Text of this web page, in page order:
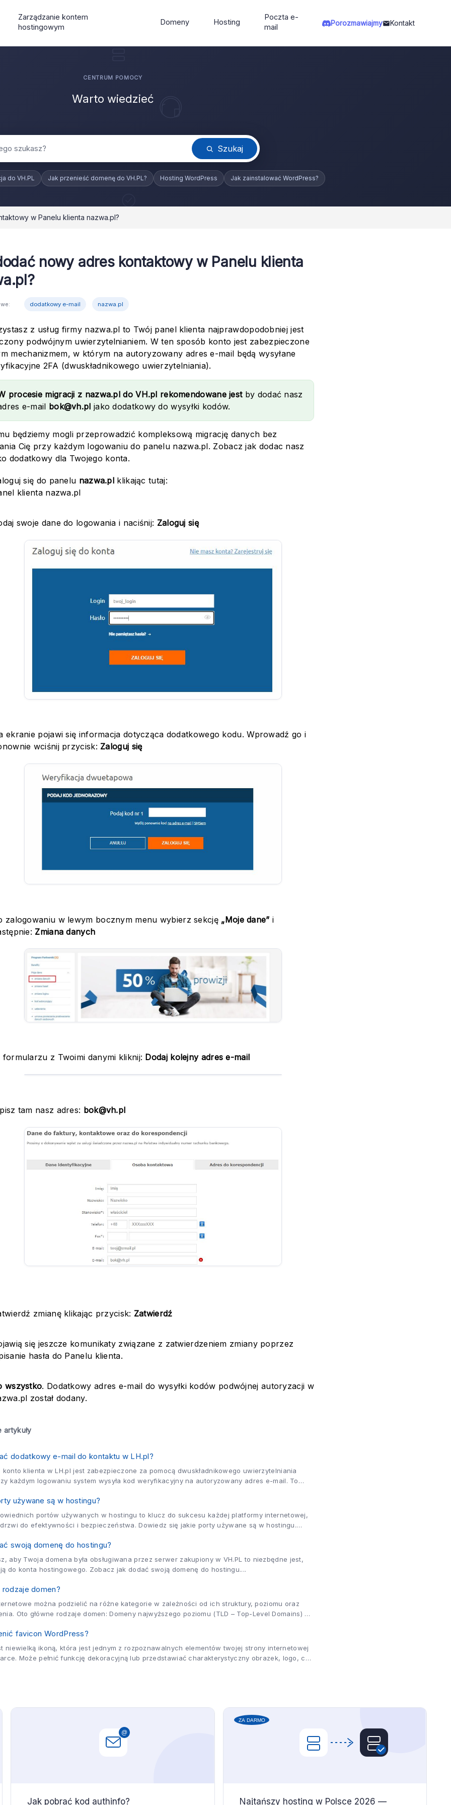
Zarządzanie kontem
hostingowym
Domeny Hosting
Poczta e-
mail
Porozmawiajmy Kontakt
Warto wiedzieć
Szukaj
do VH.PL Jak przenieść domenę do VH.PL? Hosting WordPress Jak zainstalować WordPress?
w Panelu klienta nazwa.pl?
nowy adres kontaktowy w Panelu klienta
dodatkowy e-mail nazwa.pl
z usług firmy nazwa.pl to Twój panel klienta najprawdopodobniej jest
podwójnym uwierzytelnianiem. W ten sposób konto jest zabezpieczone
mechanizmem, w którym na autoryzowany adres e-mail będą wysyłane
2FA (dwuskładnikowego uwierzytelniania).
procesie migracji z nazwa.pl do VH.pl rekomendowane jestby dodać nasz
e-mail bok@vh.pl jako dodatkowy do wysyłki kodów.
będziemy mogli przeprowadzić kompleksową migrację danych bez
Cię przy każdym logowaniu do panelu nazwa.pl. Zobacz jak dodac nasz
dodatkowy dla Twojego konta.
się do panelu nazwa.pl klikając tutaj:
klienta nazwa.pl
swoje dane do logowania i naciśnij: Zaloguj się
ekranie pojawi się informacja dotycząca dodatkowego kodu. Wprowadź go i
wciśnij przycisk: Zaloguj się
zalogowaniu w lewym bocznym menu wybierz sekcję „Moje dane” i
Zmiana danych
formularzu z Twoimi danymi kliknij: Dodaj kolejny adres e-mail
tam nasz adres: bok@vh.pl
zmianę klikając przycisk: Zatwierdź
się jeszcze komunikaty związane z zatwierdzeniem zmiany poprzez
hasła do Panelu klienta.
wszystko. Dodatkowy adres e-mail do wysyłki kodów podwójnej autoryzacji w
został dodany.
artykuły
dodatkowy e-mail do kontaktu w LH.pl?
konto klienta w LH.pl jest zabezpieczone za pomocą dwuskładnikowego uwierzytelniania
każdym logowaniu system wysyła kod weryfikacyjny na autoryzowany adres e-mail. To
używane są w hostingu?
portów używanych w hostingu to klucz do sukcesu każdej platformy internetowej,
do efektywności i bezpieczeństwa. Dowiedz się jakie porty używane są w hostingu.
swoją domenę do hostingu?
aby Twoja domena była obsługiwana przez serwer zakupiony w VH.PL to niezbędne jest,
do konta hostingowego. Zobacz jak dodać swoją domenę do hostingu....
rodzaje domen?
można podzielić na różne kategorie w zależności od ich struktury, poziomu oraz
Oto główne rodzaje domen: Domeny najwyższego poziomu (TLD – Top-Level Domains) Są
favicon WordPress?
niewielką ikoną, która jest jednym z rozpoznawalnych elementów twojej strony internetowej
Może pełnić funkcję dekoracyjną lub przedstawiać charakterystyczny obrazek, logo, czy
Jak pobrać kod authinfo? Najtańszy hosting w Polsce 2026 —